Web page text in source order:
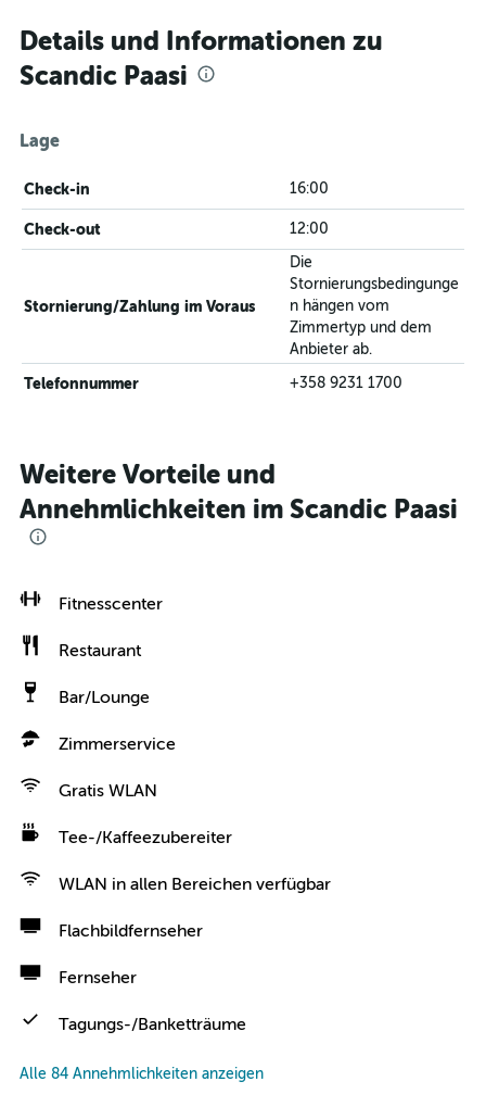
Details und Informationen zu
Scandic Paasi
Lage
Check-in 16:00
Check-out 12:00
Stornierung/Zahlung im Voraus
Die
Stornierungsbedingunge
n hängen vom
Zimmertyp und dem
Anbieter ab.
Telefonnummer +358 9231 1700
Weitere Vorteile und
Annehmlichkeiten im Scandic Paasi
Fitnesscenter
Restaurant
Bar/Lounge
Zimmerservice
Gratis WLAN
Tee-/Kaffeezubereiter
WLAN in allen Bereichen verfügbar
Flachbildfernseher
Fernseher
Tagungs-/Banketträume
Alle 84 Annehmlichkeiten anzeigen